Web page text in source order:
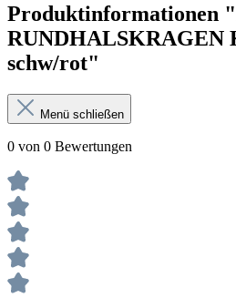
Produktinformationen
RUNDHALSKRAGEN
schw/rot"
Menü schließen
0 von 0 Bewertungen